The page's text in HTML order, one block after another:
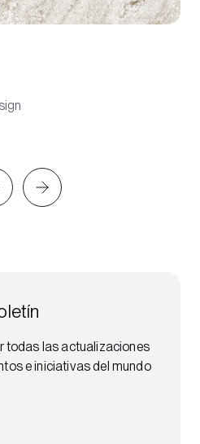
todas las actualizaciones
e iniciativas del mundo